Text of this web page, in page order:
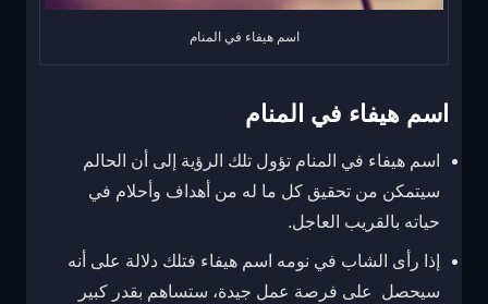
اسم هيفاء في المنام
اسم هيفاء في المنام
اسم هيفاء في المنام تؤول تلك الرؤية إلى أن الحالم
سيتمكن من تحقيق كل ما له من أهداف وأحلام في
حياته بالقريب العاجل.
إذا رأى الشاب في نومه اسم هيفاء فتلك دلالة على أنه
سيحصل على فرصة عمل جيدة، ستساهم بقدر كبير